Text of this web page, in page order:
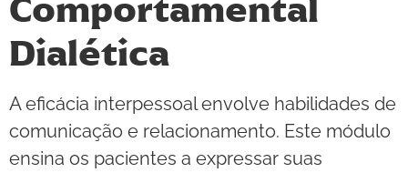
Comportamental
Dialética
A eficácia interpessoal envolve habilidades de
comunicação e relacionamento. Este módulo
ensina os pacientes a expressar suas